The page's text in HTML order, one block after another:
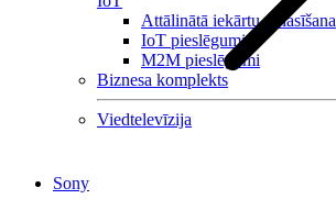
Attālinātā iekārtu nolasīšana
IoT pieslēgumi
M2M pieslēgumi
Biznesa komplekts
Viedtelevīzija
Sony